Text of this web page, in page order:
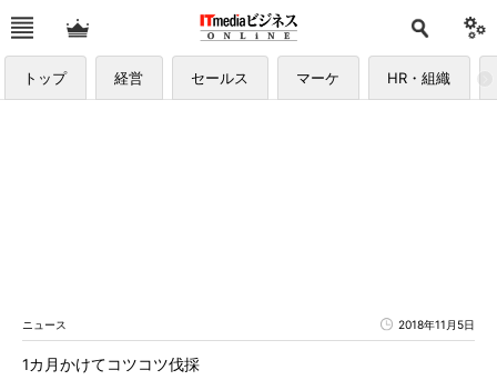
トップ 経営 セールス マーケ HR・組織
ニュース 2018年11月5日
1カ月かけてコツコツ伐採